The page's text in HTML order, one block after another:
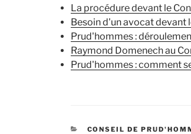
La procédure devant le
Besoin d'un avocat devant
Prud'hommes :
Raymond Domenech au
Prud'hommes : comment
CATÉGORIES
CONSEIL DE